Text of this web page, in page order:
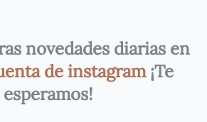
novedades diarias en
de instagram¡Te
esperamos!